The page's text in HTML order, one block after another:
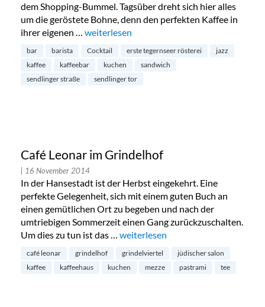
dem Shopping-Bummel. Tagsüber dreht sich hier alles
um die geröstete Bohne, denn den perfekten Kaffee in
ihrer eigenen … „Patolli Kaffeebar am Sendlinger Tor“
weiterlesen
bar barista Cocktail erste tegernseer rösterei
jazz
kaffee
kaffeebar kuchen
sandwich
sendlinger straße
sendlinger tor
Café Leonar im Grindelhof
| 16 November 2014
In der Hansestadt ist der Herbst eingekehrt. Eine
perfekte Gelegenheit, sich mit einem guten Buch an
einen gemütlichen Ort zu begeben und nach der
umtriebigen Sommerzeit einen Gang zurückzuschalten.
Um dies zu tun ist das … „Café Leonar im Grindelhof“
weiterlesen
café leonar grindelhof grindelviertel
jüdischer salon
kaffee
kaffeehaus kuchen mezze pastrami tee